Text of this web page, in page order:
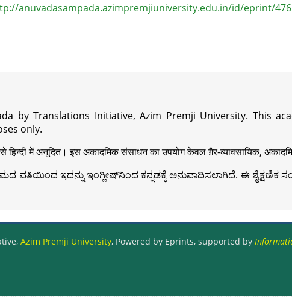
anuvadasampada.azimpremjiuniversity.edu.in/id/eprint/
by Translations Initiative, Azim Premji University. This
only.
से हिन्दी में अनूदित। इस अकादमिक संसाधन का उपयोग केवल ग़ैर-व्यावसायिक,
ಇದನ್ನು ಇಂಗ್ಲೀಷ್‍ನಿಂದ ಕನ್ನಡಕ್ಕೆ ಅನುವಾದಿಸಲಾಗಿದೆ. ಈ ಶೈಕ್ಷಣಿಕ
Azim Premji University, Powered by Eprints, supported by